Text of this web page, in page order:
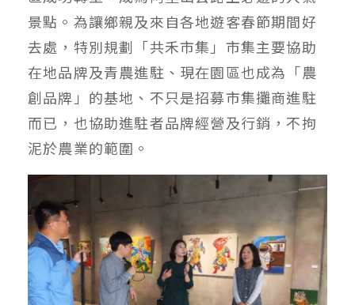
景點。為讓鄉親及來自各地遊客春節期間好
去處，特別規劃「共禾市集」市集主要協助
在地品牌及青農進駐、現在園區也成為「農
創品牌」的基地、不只是招募市集攤商進駐
而已，也協助進駐者品牌經營及行銷，不拘
泥於農業的範圍。